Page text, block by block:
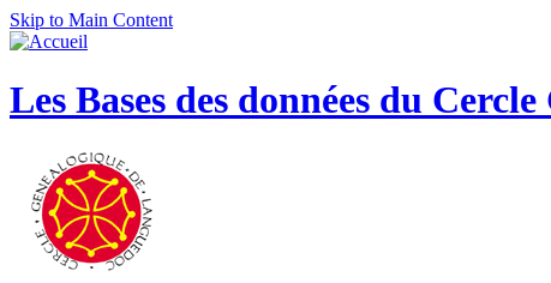
Skip to Main Content
Les Bases des données du